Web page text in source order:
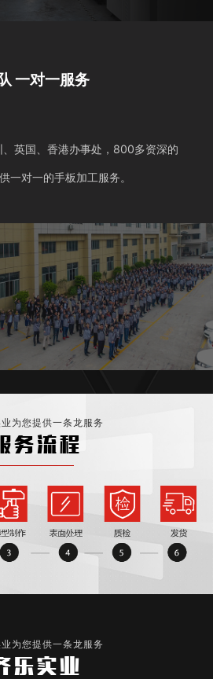
一对一服务
英国、香港办事处，800多资深的
一对一的手板加工服务。
为您提供一条龙服务
务流程
为您提供一条龙服务
乐实业